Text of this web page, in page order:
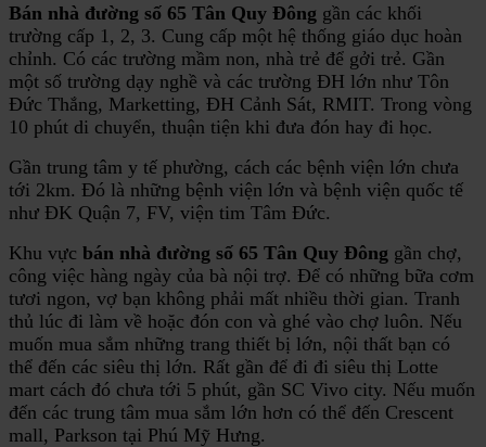
Bán nhà đường số 65 Tân Quy Đông gần các khối
trường cấp 1, 2, 3. Cung cấp một hệ thống giáo dục hoàn
chỉnh. Có các trường mầm non, nhà trẻ để gởi trẻ. Gần
một số trường dạy nghề và các trường ĐH lớn như Tôn
Đức Thắng, Marketting, ĐH Cảnh Sát, RMIT. Trong vòng
10 phút di chuyển, thuận tiện khi đưa đón hay đi học.
Gần trung tâm y tế phường, cách các bệnh viện lớn chưa
tới 2km. Đó là những bệnh viện lớn và bệnh viện quốc tế
như ĐK Quận 7, FV, viện tim Tâm Đức.
Khu vực bán nhà đường số 65 Tân Quy Đông gần chợ,
công việc hàng ngày của bà nội trợ. Để có những bữa cơm
tươi ngon, vợ bạn không phải mất nhiều thời gian. Tranh
thủ lúc đi làm về hoặc đón con và ghé vào chợ luôn. Nếu
muốn mua sắm những trang thiết bị lớn, nội thất bạn có
thể đến các siêu thị lớn. Rất gần để đi đi siêu thị Lotte
mart cách đó chưa tới 5 phút, gần SC Vivo city. Nếu muốn
đến các trung tâm mua sắm lớn hơn có thể đến Crescent
mall, Parkson tại Phú Mỹ Hưng.